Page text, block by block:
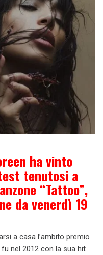
ha vinto
tenutosi a
“Tattoo”,
da venerdì 19
a casa l’ambito premio
nel 2012 con la sua hit